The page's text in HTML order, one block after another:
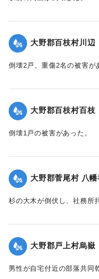
｜固有コード:00474068
大野郡百枝村川辺
倒壊2戸、重傷2名の被害が
｜固有コード:00474069
大野郡百枝村百枝
倒壊1戸の被害があった。
｜固有コード:00474070
大野郡菅尾村 八幡
杉の大木が倒伏し、社務所
｜固有コード:00474071
大野郡戸上村烏嶽
男性が自宅付近の部落共同